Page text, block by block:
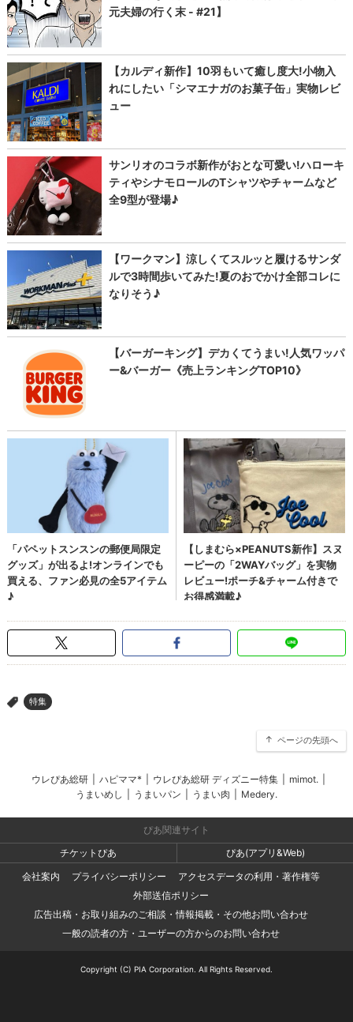
> 特集
ページの先頭へ
ウレぴあ総研 ハピママ* ウレぴあ総研 ディズニー特集 mimot.
うまいめし
うまいパン うまい肉 Medery.
ぴあ関連サイト
チケットぴあ
ぴあ(アプリ&Web)
会社案内
プライバシーポリシー
アクセスデータの利用・著作権等
外部送信ポリシー
広告出稿・お取り組みのご相談・情報掲載・その他お問い合わせ
一般の読者の方・ユーザーの方からのお問い合わせ
Copyright (C) PIA Corporation. All Rights Reserved.